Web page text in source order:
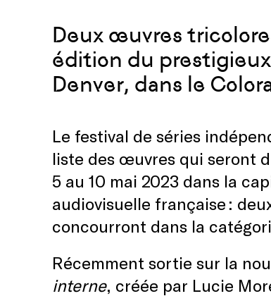
Deux œuvres
édition du
Denver, dans le
Le festival de séries
liste des œuvres qui seront
5 au 10 mai 2023 dans la
audiovisuelle française :
concourront dans la
Récemment sortie sur la
interne, créée par Lucie